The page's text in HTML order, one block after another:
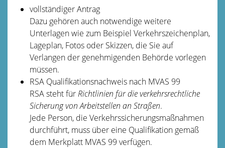
vollständiger Antrag
Dazu gehören auch notwendige weitere
Unterlagen wie zum Beispiel Verkehrszeichenplan,
Lageplan, Fotos oder Skizzen, die Sie auf
Verlangen der genehmigenden Behörde vorlegen
müssen.
RSA Qualifikationsnachweis nach MVAS 99
RSA steht fürRichtlinien für die verkehrsrechtliche
Sicherung von Arbeitstellen an Straßen.
Jede Person, die Verkehrssicherungsmaßnahmen
durchführt, muss über eine Qualifikation gemäß
dem Merkplatt MVAS 99 verfügen.